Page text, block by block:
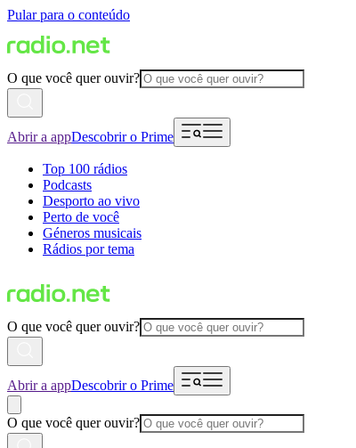
Pular para o conteúdo
O que você quer ouvir?
Abrir a appDescobrir o Prime
Top 100 rádios
Podcasts
Desporto ao vivo
Perto de você
Géneros musicais
Rádios por tema
O que você quer ouvir?
Abrir a appDescobrir o Prime
O que você quer ouvir?